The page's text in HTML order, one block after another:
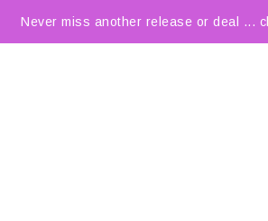
Never miss another release or deal ...